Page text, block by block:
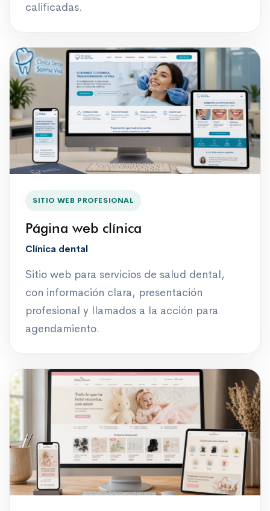
calificadas.
SITIO WEB PROFESIONAL
Página web clínica
Clínica dental
Sitio web para servicios de salud dental,
con información clara, presentación
profesional y llamados a la acción para
agendamiento.